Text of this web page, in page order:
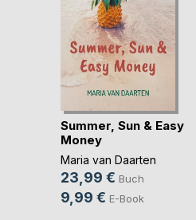
Summer, Sun & Easy
Money
Maria van Daarten
23,99 € Buch
9,99 € E-Book